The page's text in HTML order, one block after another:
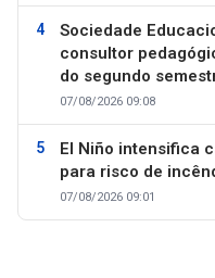
Sociedade
consultor
do segundo
07/08/2026 09:08
El Niño intensifica
para risco de
07/08/2026 09:01